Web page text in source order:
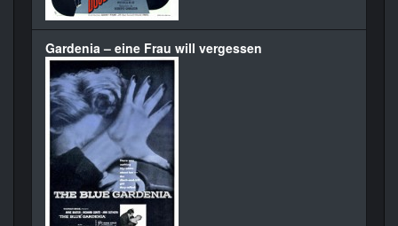
Gardenia – eine Frau will vergessen